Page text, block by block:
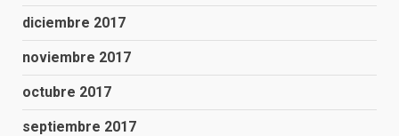
diciembre 2017
noviembre 2017
octubre 2017
septiembre 2017